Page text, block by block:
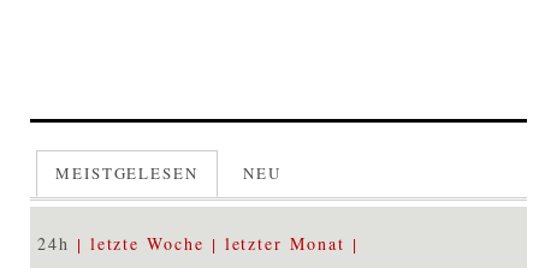
MEISTGELESEN NEU
24h letzte Woche letzter Monat